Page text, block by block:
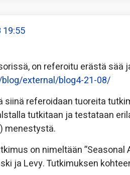
19:55
on referoitu erästä
external/blog4-21-08/
siinä referoidaan tuoreita
tutkitaan ja testataan
menestystä.
on nimeltään ”Seasonal
ja Levy. Tutkimuksen